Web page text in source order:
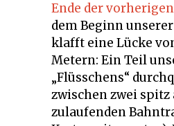
Ende der
dem Beginn
klafft eine Lücke
Metern: Ein Teil
„Flüsschens“
zwischen zwei
zulaufenden